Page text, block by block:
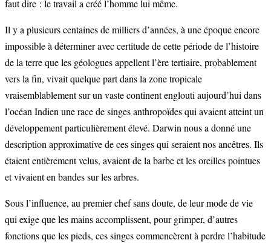
faut dire : le travail a créé l’homme lui même.
Il y a plusieurs centaines de milliers d’années, à une époque encore
impossible à déterminer avec certitude de cette période de l’histoire
de la terre que les géologues appellent l’ère tertiaire, probablement
vers la fin, vivait quelque part dans la zone tropicale
vraisemblablement sur un vaste continent englouti aujourd’hui dans
l’océan Indien une race de singes anthropoïdes qui avaient atteint un
développement particulièrement élevé. Darwin nous a donné une
description approximative de ces singes qui seraient nos ancêtres. Ils
étaient entièrement velus, avaient de la barbe et les oreilles pointues
et vivaient en bandes sur les arbres.
Sous l’influence, au premier chef sans doute, de leur mode de vie
qui exige que les mains accomplissent, pour grimper, d’autres
fonctions que les pieds, ces singes commencèrent à perdre l’habitude